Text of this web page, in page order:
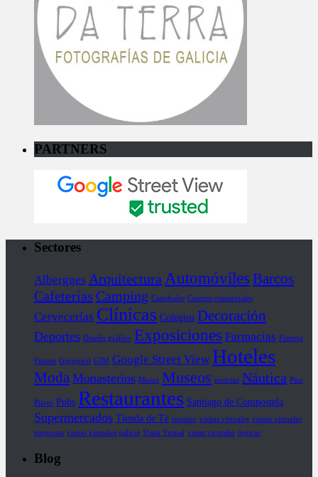
PARTNERS
Sectores
Albergues Arquitectura Automóviles Barcos
Cafeterías Camping Catedrales Centros comerciales
Cervecerías Clínicas Colegios Decoración
Deportes Diseño gráfico Exposiciones Farmacias Fisterra
Fitness Gigapixel GIM Google Street View Hoteles
Moda Monasterios Motos Museos noticias Náutica Piso
Piloto Pubs Restaurantes Santiago de Compostela
Supermercados Tienda de Té turismo visitas virtuales visitas virtuales
empresas visitas virtuales galicia Visita Virtual vistas virtuales ópticas
Blog